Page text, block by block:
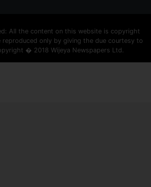
All the content on this website is copyright
reproduced only by giving the due courtesy to
� 2018 Wijeya Newspapers Ltd.